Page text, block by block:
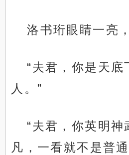
洛书珩眼睛一亮
“夫君，你是天底
人。”
“夫君，你英明神
凡，一看就不是普